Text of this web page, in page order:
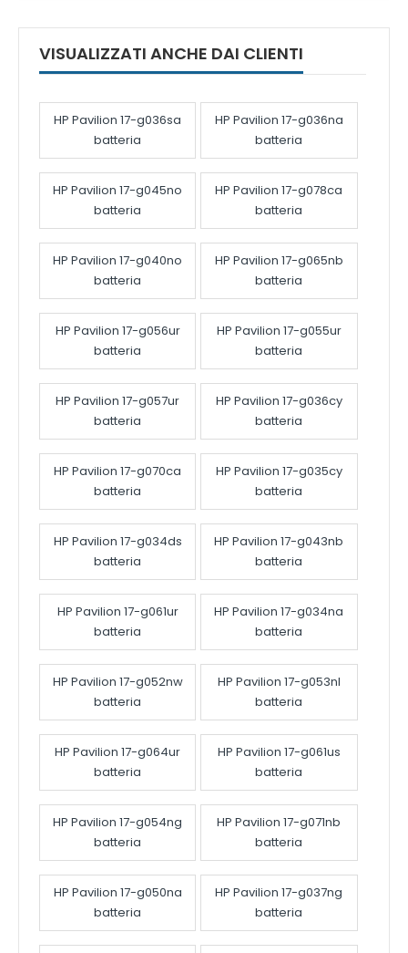
VISUALIZZATI ANCHE DAI CLIENTI
HP Pavilion 17-g036sa
batteria
HP Pavilion 17-g036na
batteria
HP Pavilion 17-g045no
batteria
HP Pavilion 17-g078ca
batteria
HP Pavilion 17-g040no
batteria
HP Pavilion 17-g065nb
batteria
HP Pavilion 17-g056ur
batteria
HP Pavilion 17-g055ur
batteria
HP Pavilion 17-g057ur
batteria
HP Pavilion 17-g036cy
batteria
HP Pavilion 17-g070ca
batteria
HP Pavilion 17-g035cy
batteria
HP Pavilion 17-g034ds
batteria
HP Pavilion 17-g043nb
batteria
HP Pavilion 17-g061ur
batteria
HP Pavilion 17-g034na
batteria
HP Pavilion 17-g052nw
batteria
HP Pavilion 17-g053nl
batteria
HP Pavilion 17-g064ur
batteria
HP Pavilion 17-g061us
batteria
HP Pavilion 17-g054ng
batteria
HP Pavilion 17-g071nb
batteria
HP Pavilion 17-g050na
batteria
HP Pavilion 17-g037ng
batteria